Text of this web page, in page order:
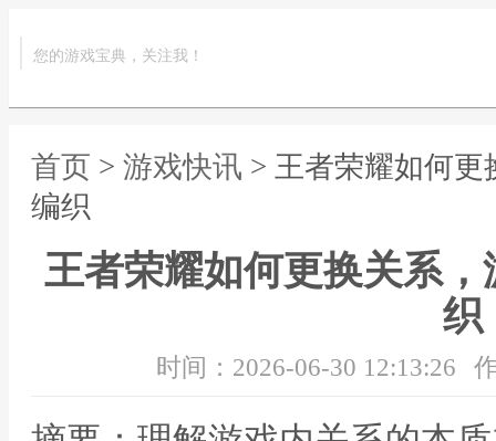
您的游戏宝典，关注我！
首页 > 游戏快讯 > 王者荣耀如何
编织
王者荣耀如何更换关系
织
时间：2026-06-30 12:13:26